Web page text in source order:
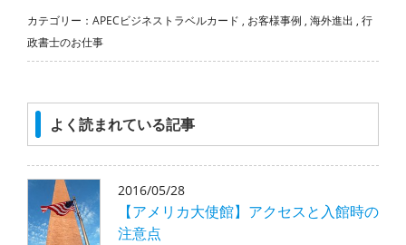
カテゴリー： APECビジネストラベルカード , お客様事例 , 海外進出 , 行
政書士のお仕事
よく読まれている記事
2016/05/28
【アメリカ大使館】アクセスと入館時の
注意点